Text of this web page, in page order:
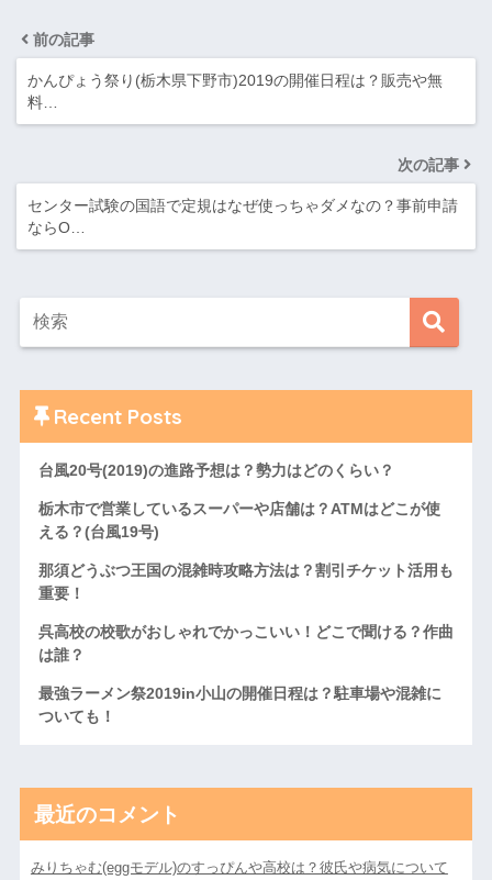
前の記事
かんぴょう祭り(栃木県下野市)2019の開催日程は？販売や無
料…
次の記事
センター試験の国語で定規はなぜ使っちゃダメなの？事前申請
ならO…
Recent Posts
台風20号(2019)の進路予想は？勢力はどのくらい？
栃木市で営業しているスーパーや店舗は？ATMはどこが使
える？(台風19号)
那須どうぶつ王国の混雑時攻略方法は？割引チケット活用も
重要！
呉高校の校歌がおしゃれでかっこいい！どこで聞ける？作曲
は誰？
最強ラーメン祭2019in小山の開催日程は？駐車場や混雑に
ついても！
最近のコメント
みりちゃむ(eggモデル)のすっぴんや高校は？彼氏や病気について